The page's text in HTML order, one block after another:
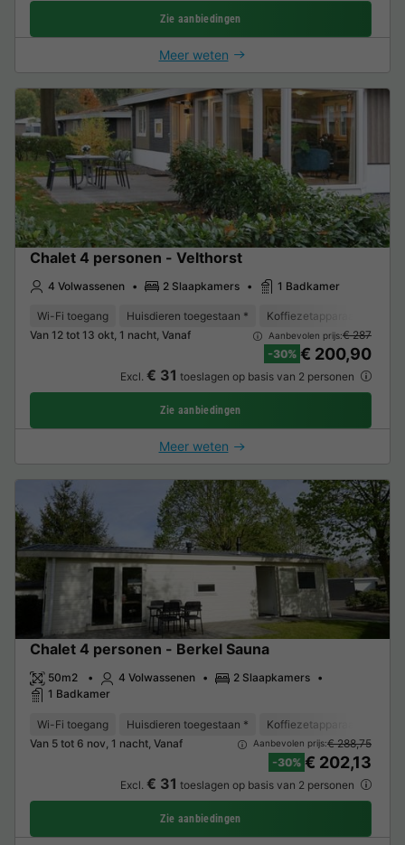
Zie aanbiedingen
Meer weten
Chalet 4 personen - Velthorst
4 Volwassenen 2 Slaapkamers 1 Badkamer
Wi-Fi toegang Huisdieren toegestaan * Koffiezetapparaat
Van 12 tot 13 okt, 1 nacht, Vanaf
Aanbevolen prijs:€ 287
-30% € 200,90
Excl. € 31 toeslagen op basis van 2 personen
Zie aanbiedingen
Meer weten
Chalet 4 personen - Berkel Sauna
50m2 4 Volwassenen
2 Slaapkamers
1 Badkamer
Wi-Fi toegang Huisdieren toegestaan * Koffiezetapparaat
Van 5 tot 6 nov, 1 nacht, Vanaf
Aanbevolen prijs:€ 288,75
-30% € 202,13
Excl. € 31 toeslagen op basis van 2 personen
Zie aanbiedingen